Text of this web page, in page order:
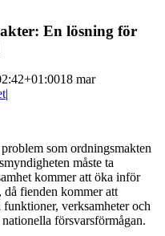
En lösning för
18 mar
|
som ordningsmakten
måste ta
kommer att öka inför
fienden kommer att
verksamheter och
försvarsförmågan.